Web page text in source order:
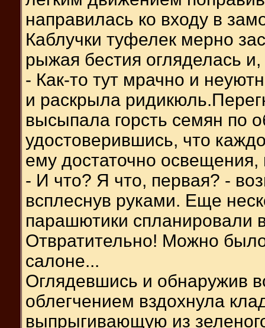
направилась ко входу в
Каблучки туфелек мерно
рыжая бестия огляделась
- Как-то тут мрачно и
и раскрыла
высыпала горсть семян по
удостоверившись, что
ему достаточно освещения,
- И что? Я что, первая? -
всплеснув руками. Еще
парашютики спланировали
Отвратительно! Можно
салоне...
Оглядевшись и обнаружив
облегчением вздохнула
выпрыгивающую из